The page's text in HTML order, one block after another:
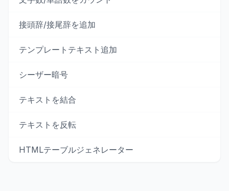
接頭辞/接尾辞を追加
テンプレートテキスト追加
シーザー暗号
テキストを結合
テキストを反転
HTMLテーブルジェネレーター